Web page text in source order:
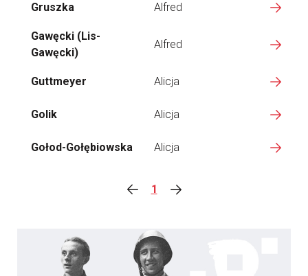
Gruszka Alfred
Gawęcki (Lis-
Gawęcki)
Alfred
Guttmeyer Alicja
Golik Alicja
Gołod-Gołębiowska Alicja
1